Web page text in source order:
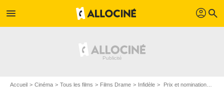
menu profil search
Accueil Cinéma Tous les films Films Drame Infidèle Prix et nominations pour Infidèle